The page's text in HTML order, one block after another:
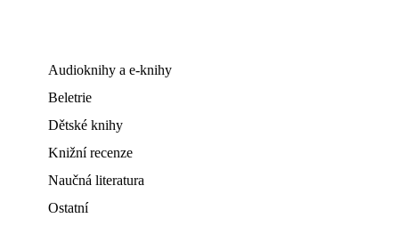
Audioknihy a e-knihy
Beletrie
Dětské knihy
Knižní recenze
Naučná literatura
Ostatní